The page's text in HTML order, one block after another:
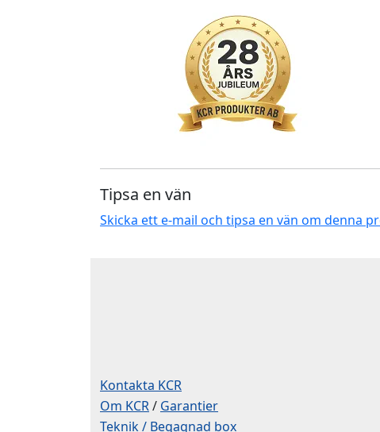
Tipsa en vän
Skicka ett e-mail och tipsa en vän om denna
Kontakta KCR
Om KCR/ Garantier
Teknik / Begagnad box